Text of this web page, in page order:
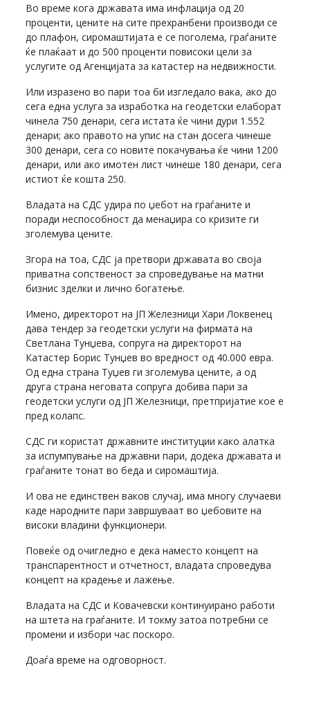
Во време кога државата има инфлација од 20
проценти, цените на сите прехранбени производи се
до плафон, сиромаштијата е се поголема, граѓаните
ќе плаќаат и до 500 проценти повисоки цели за
услугите од Агенцијата за катастер на недвижности.
Или изразено во пари тоа би изгледало вака, ако до
сега една услуга за изработка на геодетски елаборат
чинела 750 денари, сега истата ќе чини дури 1.552
денари; ако правото на упис на стан досега чинеше
300 денари, сега со новите покачувања ќе чини 1200
денари, или ако имотен лист чинеше 180 денари, сега
истиот ќе кошта 250.
Владата на СДС удира по џебот на граѓаните и
поради неспособност да менаџира со кризите ги
зголемува цените.
Згора на тоа, СДС ја претвори државата во своја
приватна сопственост за спроведување на матни
бизнис зделки и лично богатење.
Имено, директорот на ЈП Железници Хари Локвенец
дава тендер за геодетски услуги на фирмата на
Светлана Тунџева, сопруга на директорот на
Катастер Борис Тунџев во вредност од 40.000 евра.
Од една страна Туџев ги зголемува цените, а од
друга страна неговата сопруга добива пари за
геодетски услуги од ЈП Железници, претпријатие кое е
пред колапс.
СДС ги користат државните институции како алатка
за испумпување на државни пари, додека државата и
граѓаните тонат во беда и сиромаштија.
И ова не единствен ваков случај, има многу случаеви
каде народните пари завршуваат во џебовите на
високи владини функционери.
Повеќе од очигледно е дека наместо концепт на
транспарентност и отчетност, владата спроведува
концепт на крадење и лажење.
Владата на СДС и Ковачевски континуирано работи
на штета на граѓаните. И токму затоа потребни се
промени и избори час поскоро.
Доаѓа време на одговорност.